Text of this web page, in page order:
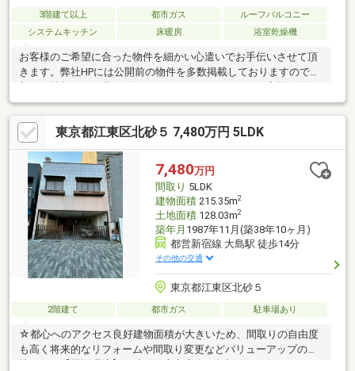
3階建て以上 都市ガス
ルーフバルコニー
システムキッチン
床暖房 浴室乾燥機
お客様のご希望に合った物件を細かい心遣いでお手伝いさせて頂
きます。弊社HPには公開前の物件を多数掲載しておりますので、
なさるお住まいが見つかるよう、スピード感を持って全力でサポ
ートします。売却査定・買い取りも致します。ご希望の際は、お
気軽にお問い合わせ下さい。お電話頂けると、お話が早く進みま
す。
東京都江東区北砂５ 7,480万円 5LDK
7,480万円
間取り 5LDK
建物面積215.35m2
土地面積128.03m2
築年月 1987年11月(築38年10ヶ月)
都営新宿線 大島駅 徒歩14分
その他の交通
東京都江東区北砂５
2階建て 都市ガス 駐車場あり
☆都心へのアクセス良好建物面積が大きいため、間取りの自由度
も高く将来的なリフォームや間取り変更などバリューアップの余
地あり！【周辺環境】・砂町銀座商店街…徒歩1分・まいばすけっ